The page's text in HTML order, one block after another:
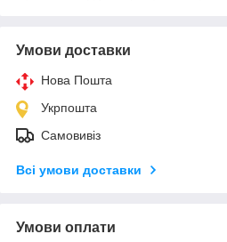
Умови доставки
Нова Пошта
Укрпошта
Самовивіз
Всі умови доставки
Умови оплати